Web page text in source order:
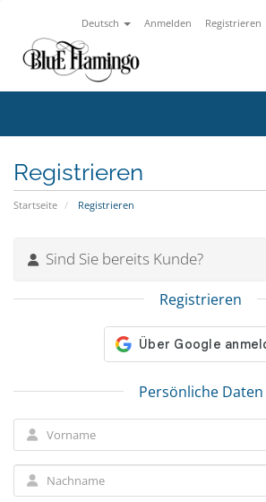
Deutsch Anmelden Registrieren
Registrieren
Startseite Registrieren
Sind Sie bereits Kunde?
Registrieren
Persönliche Daten